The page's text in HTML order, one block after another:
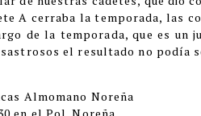
A cerraba la temporada, las
de la temporada, que es un
el resultado no podía
Almomano Noreña